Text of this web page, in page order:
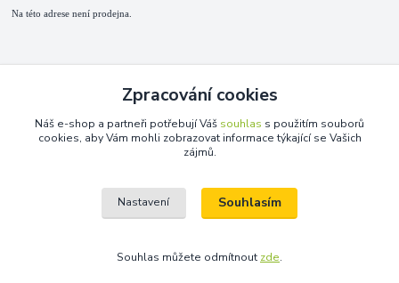
Na této adrese není prodejna.
+420 725 889 873
(Po-Ne, 9-18 hod.)
Zpracování cookies
Náš e-shop a partneři potřebují Váš souhlas s použitím souborů
cookies, aby Vám mohli zobrazovat informace týkající se Vašich
zájmů.
Nastavení Souhlasím
Souhlas můžete odmítnout zde.